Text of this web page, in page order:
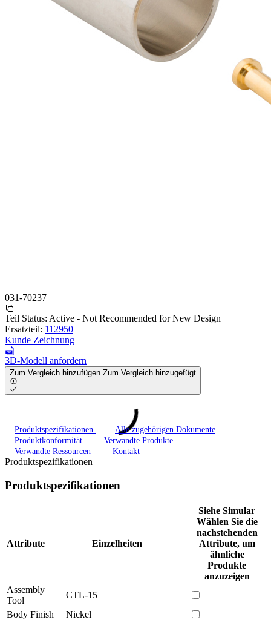
031-70237
Teil Status: Active - Not Recommended for New Design
Ersatzteil: 112950
Kunde Zeichnung
3D-Modell anfordern
Zum Vergleich hinzufügen Zum Vergleich hinzugefügt
Produktspezifikationen
Alle zugehörigen Dokumente
Produktkonformität
Verwandte Produkte
Verwandte Ressourcen
Kontakt
Produktspezifikationen
Produktspezifikationen
Attribute Einzelheiten
Siehe Simular
Wählen Sie die
nachstehenden
Attribute, um
ähnliche
Produkte
anzuzeigen
Assembly
Tool
CTL-15
Body Finish
Nickel